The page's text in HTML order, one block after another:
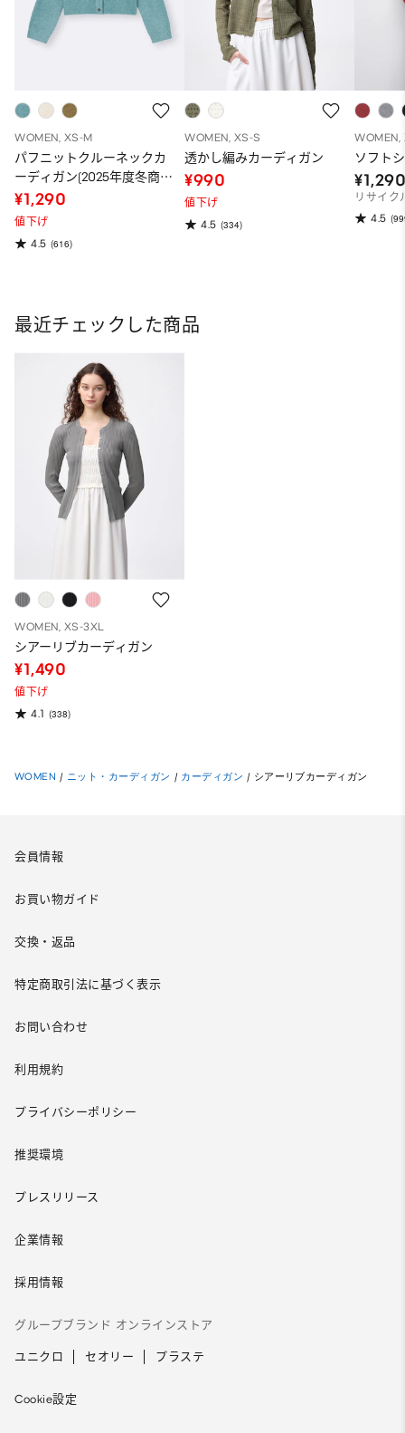
WOMEN, XS-M
パフニットクルーネックカ
ーディガン(2025年度冬商
品)
¥1,290
値下げ
4.5 (616)
WOMEN, XS-S
透かし編みカーディガン
¥990
値下げ
4.5 (334)
WOMEN,
ソフト
リサイク
4.5
最近チェックした商品
WOMEN, XS-3XL
シアーリブカーディガン
¥1,490
値下げ
4.1 (338)
WOMEN / ニット・カーディガン / カーディガン / シアーリブカーディガン
会員情報
お買い物ガイド
交換・返品
特定商取引法に基づく表示
お問い合わせ
利用規約
プライバシーポリシー
推奨環境
プレスリリース
企業情報
採用情報
グループブランド オンラインストア
ユニクロ セオリー プラステ
Cookie設定